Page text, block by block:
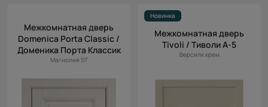
Межкомнатная дверь
Domenica Porta Classic /
Доменика Порта Классик
Магнолия ST
Новинка
Межкомнатная дверь
Tivoli / Тиволи А-5
Версилк крем